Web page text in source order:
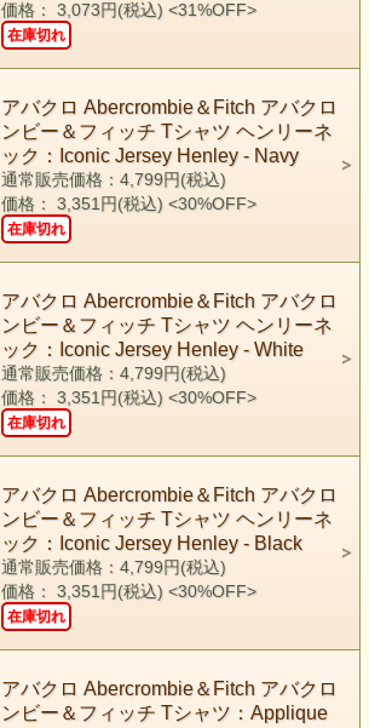
価格： 3,073円(税込) <31%OFF>
在庫切れ
アバクロ Abercrombie＆Fitch アバクロ
ンビー＆フィッチ Tシャツ ヘンリーネ
ック：Iconic Jersey Henley - Navy
通常販売価格：4,799円(税込)
価格： 3,351円(税込) <30%OFF>
在庫切れ
アバクロ Abercrombie＆Fitch アバクロ
ンビー＆フィッチ Tシャツ ヘンリーネ
ック：Iconic Jersey Henley - White
通常販売価格：4,799円(税込)
価格： 3,351円(税込) <30%OFF>
在庫切れ
アバクロ Abercrombie＆Fitch アバクロ
ンビー＆フィッチ Tシャツ ヘンリーネ
ック：Iconic Jersey Henley - Black
通常販売価格：4,799円(税込)
価格： 3,351円(税込) <30%OFF>
在庫切れ
アバクロ Abercrombie＆Fitch アバクロ
ンビー＆フィッチ Tシャツ：Applique